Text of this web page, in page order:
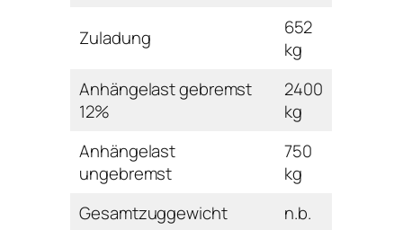
Zuladung
652
kg
Anhängelast gebremst
12%
2400
kg
Anhängelast
ungebremst
750
kg
Gesamtzuggewicht
n.b.